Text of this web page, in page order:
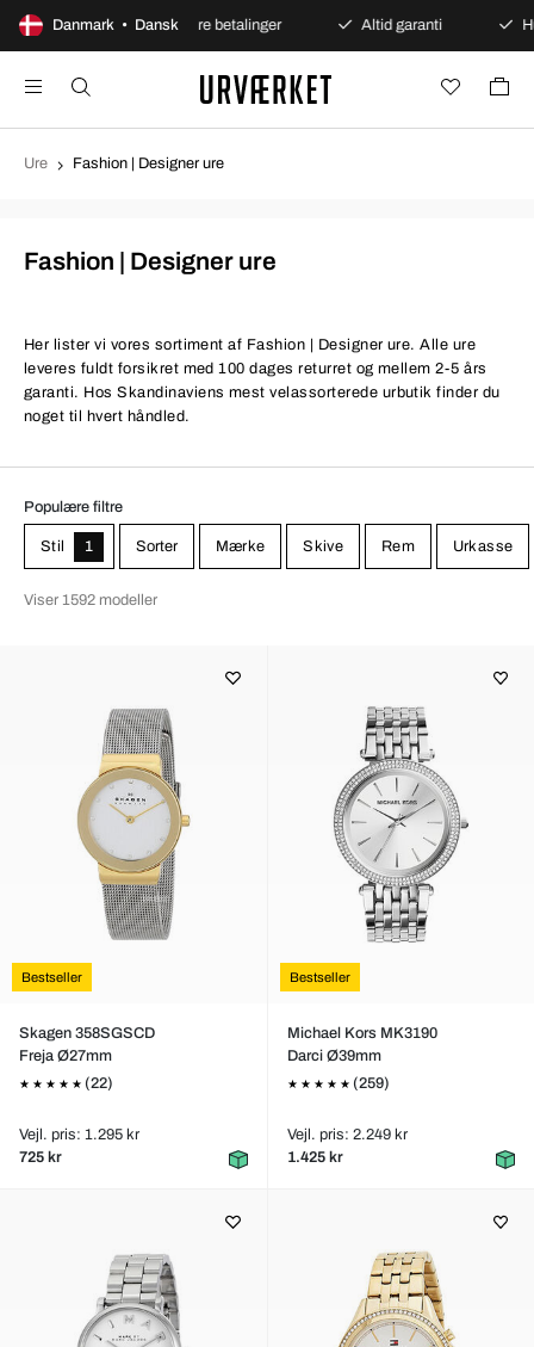
Danmark • Dansk
køb Sikre betalinger Altid garanti Hurtig
Ure Fashion | Designer ure
Fashion | Designer ure
Her lister vi vores sortiment af Fashion | Designer ure. Alle ure
leveres fuldt forsikret med 100 dages returret og mellem 2-5 års
garanti. Hos Skandinaviens mest velassorterede urbutik finder du
noget til hvert håndled.
Populære filtre
Sorter
Stil 1 Mærke Skive Rem Urkasse
Viser 1592 modeller
Bestseller
Skagen 358SGSCD
Freja Ø27mm
(22)
Vejl. pris: 1.295 kr
725 kr
Bestseller
Michael Kors MK3190
Darci Ø39mm
(259)
Vejl. pris: 2.249 kr
1.425 kr